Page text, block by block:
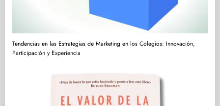
Tendencias en las Estrategias de Marketing en los Colegios: Innovación,
Participación y Experiencia